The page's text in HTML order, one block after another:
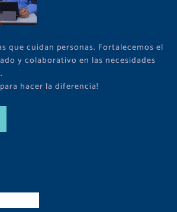
que cuidan personas. Fortalecemos el
y colaborativo en las necesidades
hacer la diferencia!